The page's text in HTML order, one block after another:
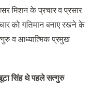
मिशन के प्रचार व प्रसार
को गतिमान बनाए रखने के
व आध्यात्मिक प्रमुख
सिंह थे पहले सत्गुरु